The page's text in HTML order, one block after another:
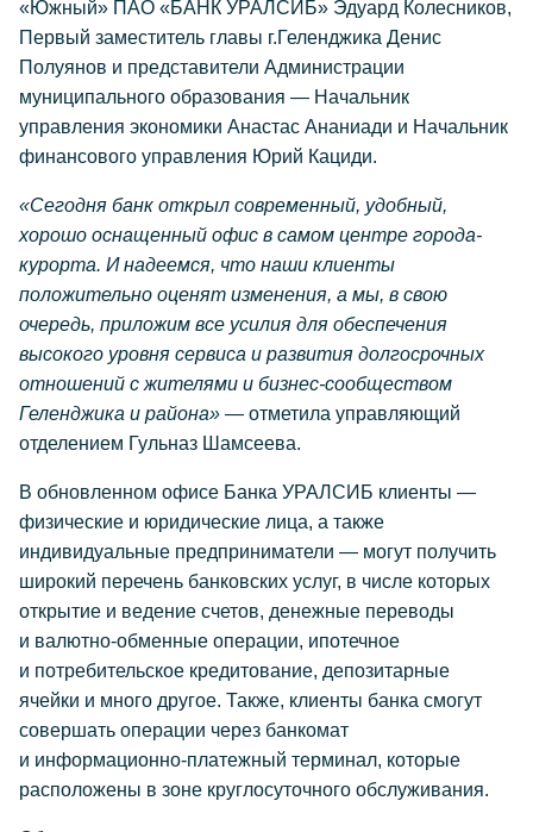
«Южный» ПАО «БАНК УРАЛСИБ» Эдуард Колесников,
Первый заместитель главы г.Геленджика Денис
Полуянов и представители Администрации
муниципального образования — Начальник
управления экономики Анастас Ананиади и Начальник
финансового управления Юрий Кациди.
«Сегодня банк открыл современный, удобный,
хорошо оснащенный офис в самом центре города-
курорта. И надеемся, что наши клиенты
положительно оценят изменения, а мы, в свою
очередь, приложим все усилия для обеспечения
высокого уровня сервиса и развития долгосрочных
отношений с жителями и бизнес-сообществом
Геленджика и района» — отметила управляющий
отделением Гульназ Шамсеева.
В обновленном офисе Банка УРАЛСИБ клиенты —
физические и юридические лица, а также
индивидуальные предприниматели — могут получить
широкий перечень банковских услуг, в числе которых
открытие и ведение счетов, денежные переводы
и валютно-обменные операции, ипотечное
и потребительское кредитование, депозитарные
ячейки и много другое. Также, клиенты банка смогут
совершать операции через банкомат
и информационно-платежный терминал, которые
расположены в зоне круглосуточного обслуживания.